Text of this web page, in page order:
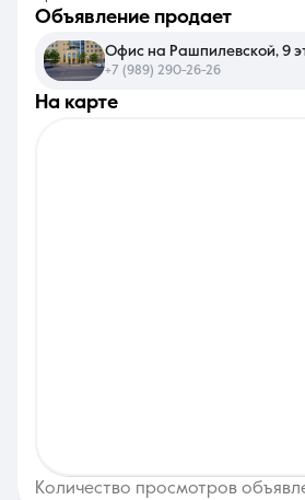
на карте
Количество просмотров
объявление продает
Офис на Рашпилевской, 9
+7 (989) 290-26-26